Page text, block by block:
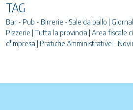
TAG
Bar - Pub - Birrerie - Sale da ballo |
Pizzerie | Tutta la provincia | Area fiscale
d'impresa | Pratiche Amministrative -